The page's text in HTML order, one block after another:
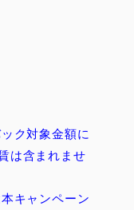
ク対象金額に
は含まれませ
キャンペーン